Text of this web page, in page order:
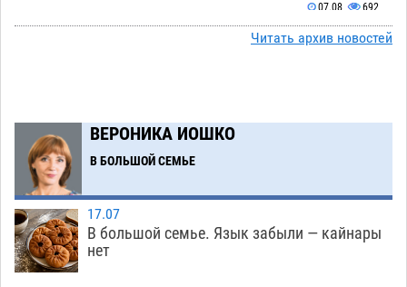
07.08 692
Астраханский аэропорт попробует отбиться
помойку
11:58
В Астрахани подросток угнал мотоцикл и
похитил чужие мобильник с банковскими
картами
11:20
Астраханцев ждут на парковом газоне с
призами и эрмитажными котами
Читать архив новостей
ВЕРОНИКА ИОШКО
В БОЛЬШОЙ СЕМЬЕ
17.07
В большой семье. Язык забыли — кайнары
нет